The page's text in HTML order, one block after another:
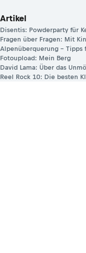
Artikel
Disentis: Powderparty für
Fragen über Fragen: Mit
Alpenüberquerung – Tipps
Fotoupload: Mein Berg
David Lama: Über das
Reel Rock 10: Die besten